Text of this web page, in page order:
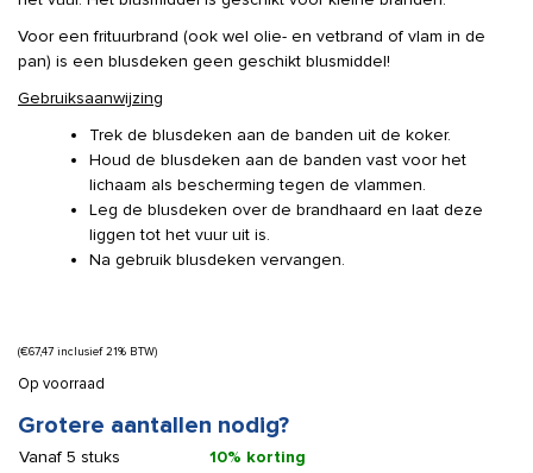
Voor een frituurbrand (ook wel olie- en vetbrand of vlam in de
pan) is een blusdeken geen geschikt blusmiddel!
Gebruiksaanwijzing
Trek de blusdeken aan de banden uit de koker.
Houd de blusdeken aan de banden vast voor het
lichaam als bescherming tegen de vlammen.
Leg de blusdeken over de brandhaard en laat deze
liggen tot het vuur uit is.
Na gebruik blusdeken vervangen.
(€67,47 inclusief 21% BTW)
Op voorraad
Grotere aantallen nodig?
Vanaf 5 stuks 10% korting